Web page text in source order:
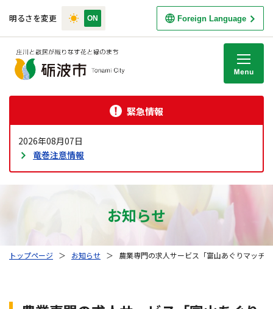
明るさを変更 Foreign Language
緊急情報
2026年08月07日
竜巻注意情報
お知らせ
トップページ ＞ お知らせ ＞ 農業専門の求人サービス「富山あぐりマッチ